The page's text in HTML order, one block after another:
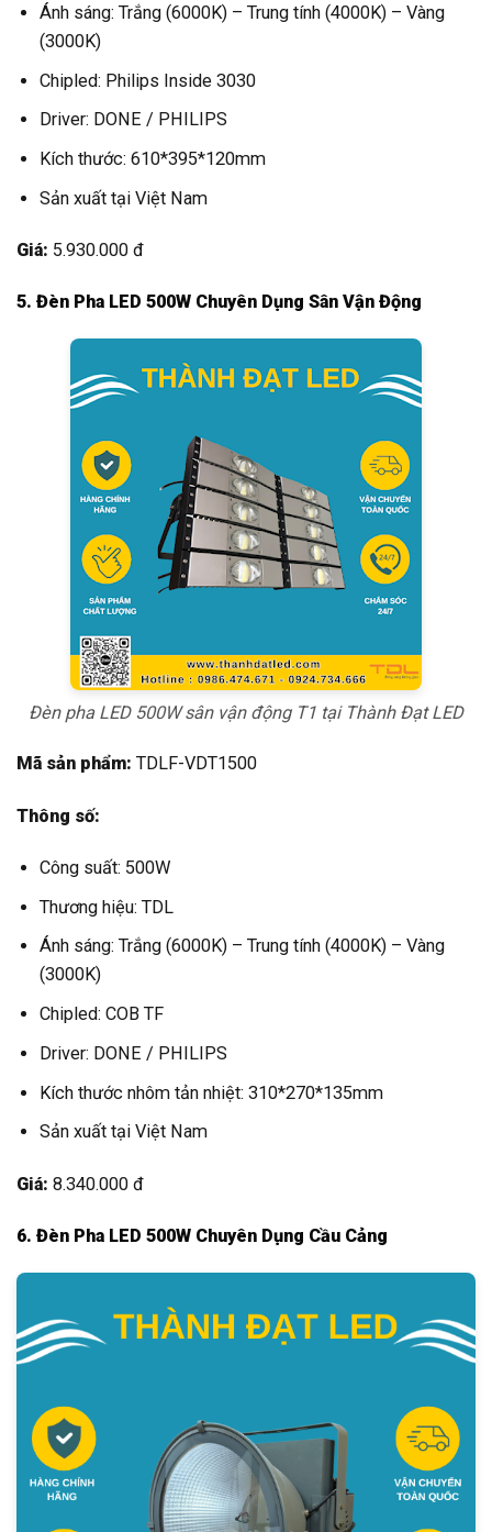
Ánh sáng: Trắng (6000K) – Trung tính (4000K) – Vàng
(3000K)
Chipled: Philips Inside 3030
Driver: DONE / PHILIPS
Kích thước: 610*395*120mm
Sản xuất tại Việt Nam
Giá: 5.930.000 đ
5. Đèn Pha LED 500W Chuyên Dụng Sân Vận Động
Đèn pha LED 500W sân vận động T1 tại Thành Đạt LED
Mã sản phẩm: TDLF-VDT1500
Thông số:
Công suất: 500W
Thương hiệu: TDL
Ánh sáng: Trắng (6000K) – Trung tính (4000K) – Vàng
(3000K)
Chipled: COB TF
Driver: DONE / PHILIPS
Kích thước nhôm tản nhiệt: 310*270*135mm
Sản xuất tại Việt Nam
Giá: 8.340.000 đ
6. Đèn Pha LED 500W Chuyên Dụng Cầu Cảng